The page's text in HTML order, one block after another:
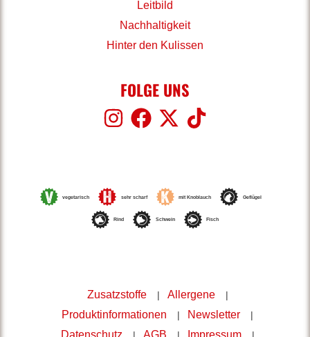
Leitbild
Nachhaltigkeit
Hinter den Kulissen
FOLGE UNS
vegetarisch sehr scharf mit Knoblauch Geflügel
Rind Schwein Fisch
Zusatzstoffe
Allergene
Produktinformationen
Newsletter
Datenschutz
AGB Impressum